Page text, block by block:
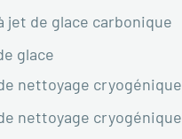
jet de glace carbonique
glace
nettoyage cryogénique
nettoyage cryogénique